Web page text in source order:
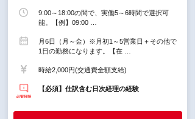
9:00～18:00の間で、実働5～6時間で選択可
能。【例】09:00 …
月6日（月～金）※月初1～5営業日＋その他で
1日の勤務になります。【在 …
時給2,000円(交通費全額支給)
【必須】仕訳含む日次経理の経験